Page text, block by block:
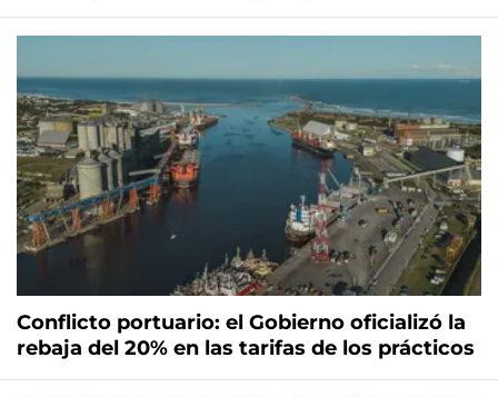
Conflicto portuario: el Gobierno oficializó la
rebaja del 20% en las tarifas de los prácticos